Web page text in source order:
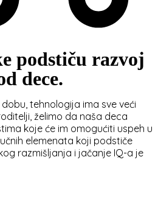
podstiču razvoj
dece.
tehnologija ima sve veći
želimo da naša deca
koje će im omogućiti uspeh u
elemenata koji podstiče
razmišljanja i jačanje IQ-a je